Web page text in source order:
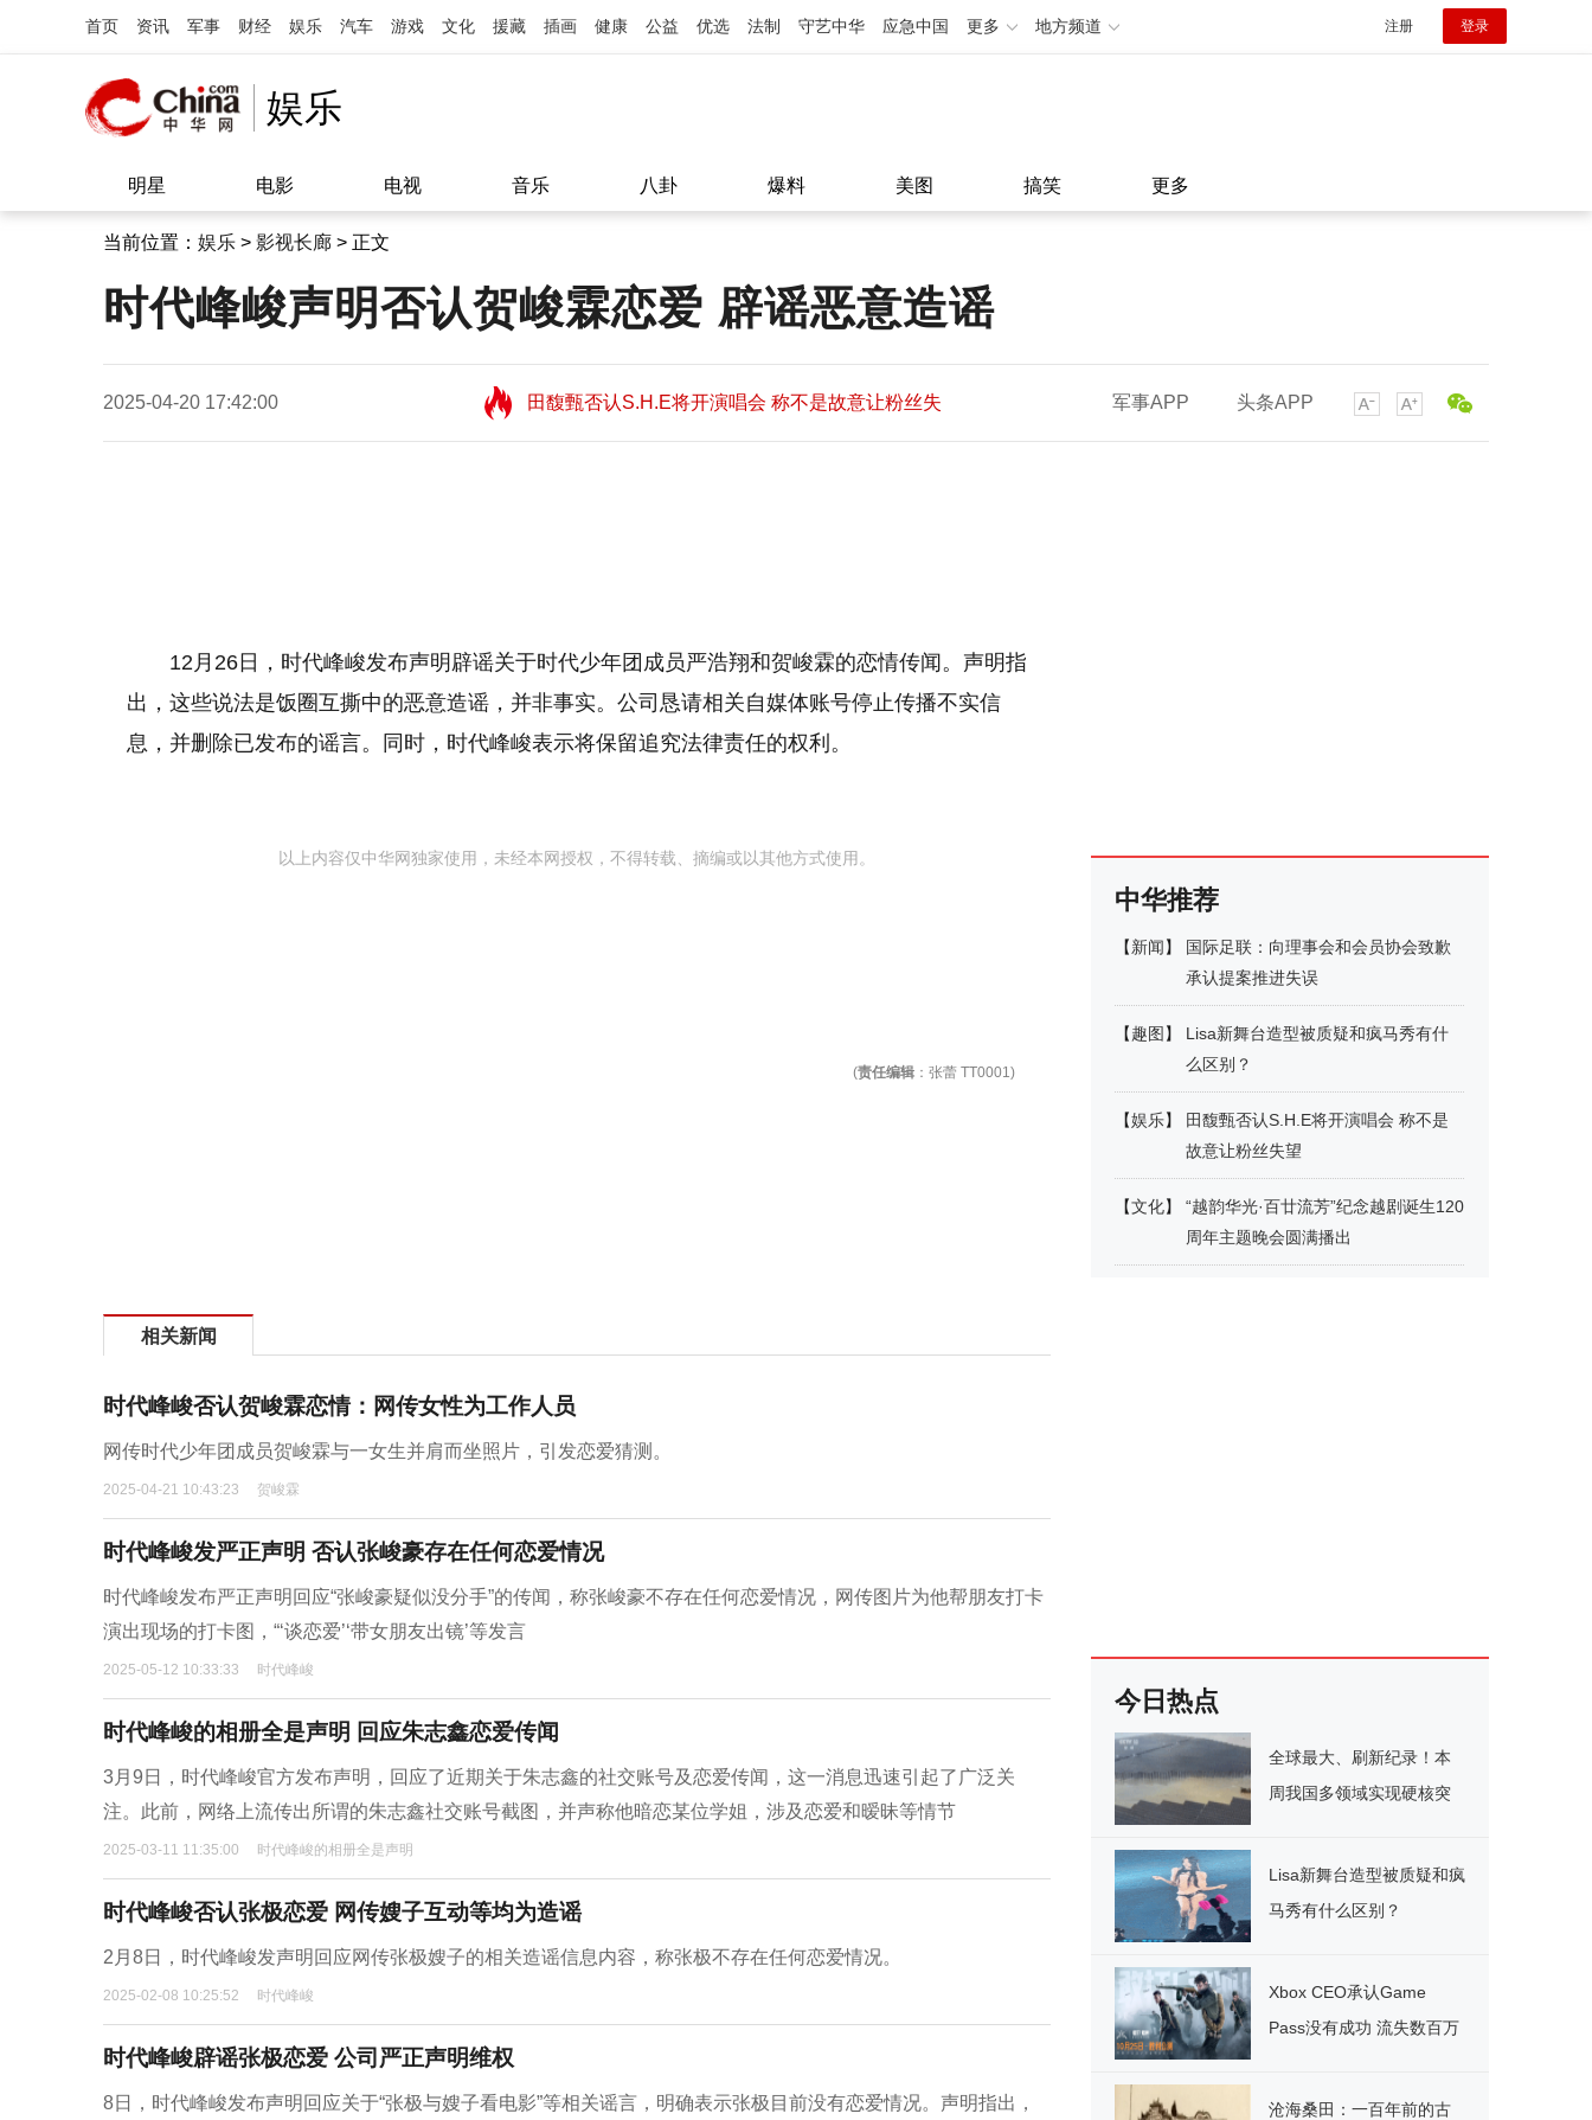
首页 资讯 军事 财经 娱乐 汽车 游戏 文化 援藏 插画 健康 公益 优选 法制 守艺中华 应急中国 更多 地方频道 注册 登录
娱乐
明星 电影 电视 音乐 八卦 爆料 美图 搞笑 更多
当前位置： 娱乐 > 影视长廊 > 正文
时代峰峻声明否认贺峻霖恋爱 辟谣恶意造谣
2025-04-20 17:42:00
田馥甄否认S.H.E将开演唱会 称不是故意让粉丝失
望11:08
田馥甄否认S.H.E将开演唱会 称不是故意让粉丝失
军事APP 头条APP
12月26日，时代峰峻发布声明辟谣关于时代少年团成员严浩翔和贺峻霖的恋情传闻。声明指
出，这些说法是饭圈互撕中的恶意造谣，并非事实。公司恳请相关自媒体账号停止传播不实信
息，并删除已发布的谣言。同时，时代峰峻表示将保留追究法律责任的权利。
以上内容仅中华网独家使用，未经本网授权，不得转载、摘编或以其他方式使用。
(责任编辑 ：张蕾 TT0001)
相关新闻
时代峰峻否认贺峻霖恋情：网传女性为工作人员
网传时代少年团成员贺峻霖与一女生并肩而坐照片，引发恋爱猜测。
2025-04-21 10:43:23 贺峻霖
时代峰峻发严正声明 否认张峻豪存在任何恋爱情况
时代峰峻发布严正声明回应“张峻豪疑似没分手”的传闻，称张峻豪不存在任何恋爱情况，网传图片为他帮朋友打卡
演出现场的打卡图，“‘谈恋爱’‘带女朋友出镜’等发言
2025-05-12 10:33:33 时代峰峻
时代峰峻的相册全是声明 回应朱志鑫恋爱传闻
3月9日，时代峰峻官方发布声明，回应了近期关于朱志鑫的社交账号及恋爱传闻，这一消息迅速引起了广泛关
注。此前，网络上流传出所谓的朱志鑫社交账号截图，并声称他暗恋某位学姐，涉及恋爱和暧昧等情节
2025-03-11 11:35:00 时代峰峻的相册全是声明
时代峰峻否认张极恋爱 网传嫂子互动等均为造谣
2月8日，时代峰峻发声明回应网传张极嫂子的相关造谣信息内容，称张极不存在任何恋爱情况。
2025-02-08 10:25:52 时代峰峻
时代峰峻辟谣张极恋爱 公司严正声明维权
8日，时代峰峻发布声明回应关于“张极与嫂子看电影”等相关谣言，明确表示张极目前没有恋爱情况。声明指出，
中华推荐
【新闻】
国际足联：向理事会和会员协会致歉
承认提案推进失误
【趣图 】
Lisa新舞台造型被质疑和疯马秀有什
么区别？
【娱乐】
田馥甄否认S.H.E将开演唱会 称不是
故意让粉丝失望
【文化】
“越韵华光·百廿流芳”纪念越剧诞生120
周年主题晚会圆满播出
今日热点
全球最大、刷新纪录！本
周我国多领域实现硬核突
Lisa新舞台造型被质疑和疯
马秀有什么区别？
Xbox CEO承认Game
Pass没有成功 流失数百万
沧海桑田：一百年前的古